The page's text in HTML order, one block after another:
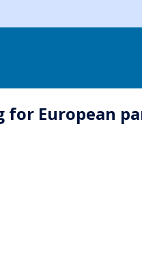
for European